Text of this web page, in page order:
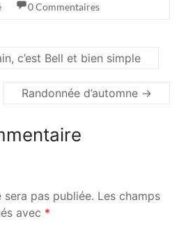
0 Commentaires
c’est Bell et bien simple
Randonnée d’automne →
pas publiée. Les champs
avec *